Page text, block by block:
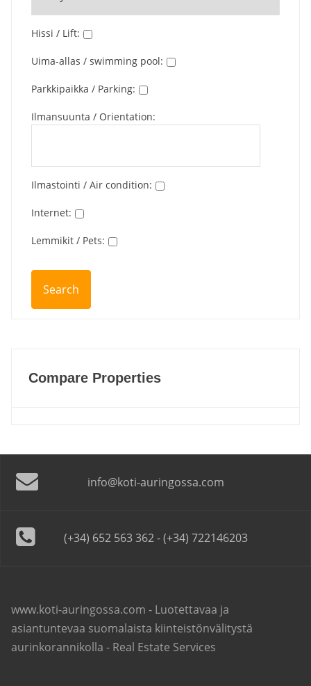
Hissi / Lift:
Uima-allas / swimming pool:
Parkkipaikka / Parking:
Ilmansuunta / Orientation:
Ilmastointi / Air condition:
Internet:
Lemmikit / Pets:
Compare Properties
info@koti-auringossa.com
(+34) 652 563 362 - (+34) 722146203
www.koti-auringossa.com - Luotettavaa ja
asiantuntevaa suomalaista kiinteistönvälitystä
aurinkorannikolla - Real Estate Services